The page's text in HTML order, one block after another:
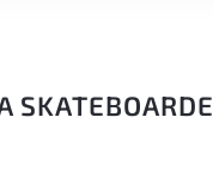
SKATEBOARDE